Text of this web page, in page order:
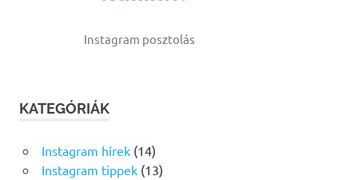
Instagram posztolás
KATEGÓRIÁK
Instagram hírek(14)
Instagram tippek(13)